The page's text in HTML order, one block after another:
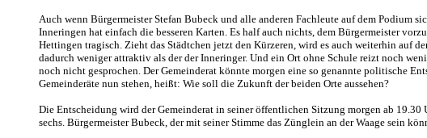
Auch wenn Bürgermeister Stefan Bubeck und alle anderen Fachleute auf dem Podium
Inneringen hat einfach die besseren Karten. Es half auch nichts, dem Bürgermeister
Hettingen tragisch. Zieht das Städtchen jetzt den Kürzeren, wird es auch weiterhin auf
dadurch weniger attraktiv als der der Inneringer. Und ein Ort ohne Schule reizt noch
noch nicht gesprochen. Der Gemeinderat könnte morgen eine so genannte politische
Gemeinderäte nun stehen, heißt: Wie soll die Zukunft der beiden Orte aussehen?
Die Entscheidung wird der Gemeinderat in seiner öffentlichen Sitzung morgen ab
sechs. Bürgermeister Bubeck, der mit seiner Stimme das Zünglein an der Waage sein